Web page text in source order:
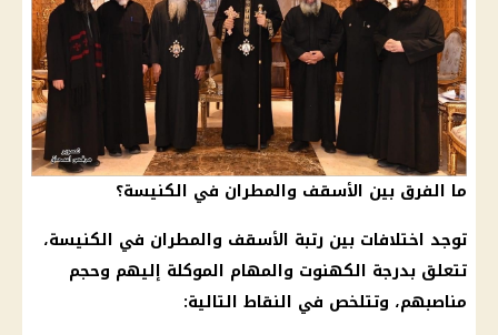
ما الفرق بين الأسقف والمطران في الكنيسة؟
توجد اختلافات بين رتبة الأسقف والمطران في الكنيسة،
تتعلق بدرجة الكهنوت والمهام الموكلة إليهم وحجم
مناصبهم، وتتلخص في النقاط التالية: